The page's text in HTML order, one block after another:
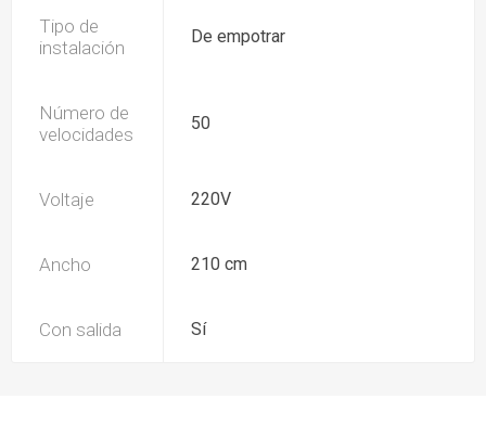
Tipo de
instalación
De empotrar
Número de
velocidades
50
Voltaje 220V
Ancho 210 cm
Con salida Sí